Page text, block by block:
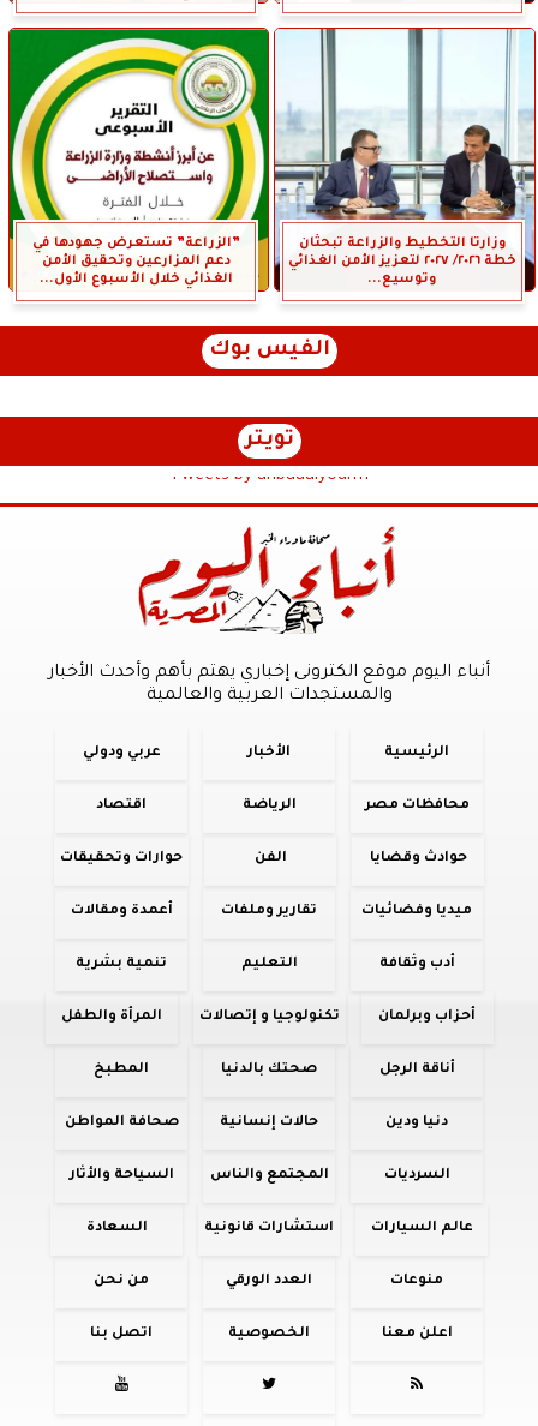
وزارتا التخطيط والزراعة تبحثان
خطة ٢٠٢٦/ ٢٠٢٧ لتعزيز الأمن الغذائي
وتوسيع...
”الزراعة” تستعرض جهودها في
دعم المزارعين وتحقيق الأمن
الغذائي خلال الأسبوع الأول...
الفيس بوك
تويتر
Tweets by anbaaalyoum1
أنباء اليوم موقع الكترونى إخباري يهتم بأهم وأحدث الأخبار
والمستجدات العربية والعالمية
الرئيسية الأخبار عربي ودولي
محافظات مصر الرياضة اقتصاد
حوادث وقضايا الفن حوارات وتحقيقات
ميديا وفضائيات تقارير وملفات أعمدة ومقالات
أدب وثقافة التعليم تنمية بشرية
أحزاب وبرلمان تكنولوجيا و إتصالات المرأة والطفل
أناقة الرجل صحتك بالدنيا المطبخ
دنيا ودين حالات إنسانية صحافة المواطن
السرديات المجتمع والناس السياحة والأثار
عالم السيارات استشارات قانونية السعادة
منوعات العدد الورقي من نحن
اعلن معنا الخصوصية اتصل بنا


